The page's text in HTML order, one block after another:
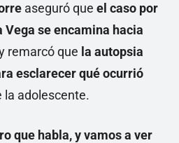
aseguró que el caso por
se encamina hacia
remarcó que la autopsia
esclarecer qué ocurrió
la adolescente.
que habla, y vamos a ver